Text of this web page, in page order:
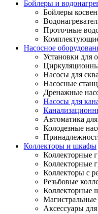
Бойлеры и
Бойлеры
Проточные
Комплектующие
Насосное
Установки для
Насосы для
Насосные
Дренажные
Насосы для
Автоматика
Колодезные
Коллекторы и шкафы
Коллекторные
Коллекторные
Коллекторы с
Резьбовые
Коллекторные
Магистральные
Аксессуары